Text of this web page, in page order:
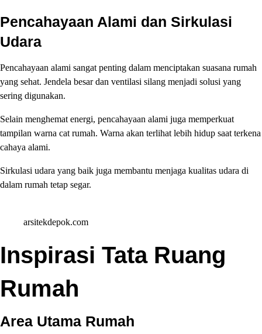
Pencahayaan Alami dan Sirkulasi
Udara
Pencahayaan alami sangat penting dalam menciptakan suasana rumah
yang sehat. Jendela besar dan ventilasi silang menjadi solusi yang
sering digunakan.
Selain menghemat energi, pencahayaan alami juga memperkuat
tampilan warna cat rumah. Warna akan terlihat lebih hidup saat terkena
cahaya alami.
Sirkulasi udara yang baik juga membantu menjaga kualitas udara di
dalam rumah tetap segar.
arsitekdepok.com
Inspirasi Tata Ruang
Rumah
Area Utama Rumah